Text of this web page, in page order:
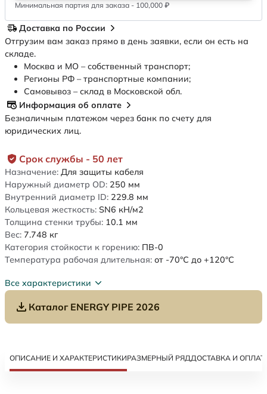
Срок службы - 50 лет
Назначение: Для защиты кабеля
Наружный диаметр OD: 250 мм
Внутренний диаметр ID: 229.8 мм
Кольцевая жесткость: SN6 кН/м2
Толщина стенки трубы: 10.1 мм
Вес: 7.748 кг
Категория стойкости к горению: ПВ-0
Температура рабочая длительная: от -70°C до +120°C
Все характеристики
Каталог ENERGY PIPE 2026
Минимальная партия для заказа - 100,000 ₽
Доставка по России
Отгрузим вам заказ прямо в день заявки, если он есть на
складе.
Москва и МО – собственный транспорт;
Регионы РФ – транспортные компании;
Самовывоз – склад в Московской обл.
Информация об оплате
Безналичным платежом через банк по счету для
юридических лиц.
ОПИСАНИЕ И ХАРАКТЕРИСТИКИРАЗМЕРНЫЙ РЯДДОСТАВКА И